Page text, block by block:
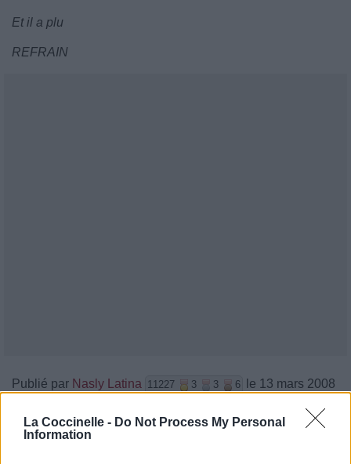
La Coccinelle - Do Not Process My Personal
Information
Et il a plu
REFRAIN
Publié par Nasly Latina 11227 3 3 6
le 13 mars 2008
Chanteurs : Erre XI